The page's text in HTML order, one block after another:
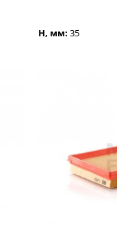
H, мм:35